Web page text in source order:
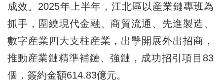
成效。2025年上半年，江北區以産業鏈專班為
抓手，圍繞現代金融、商貿流通、先進製造、
數字産業四大支柱産業，出擊開展外出招商，
推動産業鏈精準補鏈、強鏈，成功招引項目83
個，簽約金額614.83億元。